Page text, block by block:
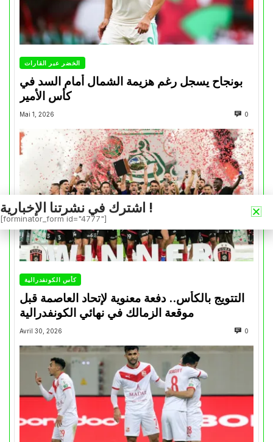
الخضر عبر القارات
بونجاح يسجل رغم هزيمة الشمال أمام السد في
كأس الأمير
Mai 1, 2026 0
كأس الكونفدرالية
التتويج بالكأس.. دفعة معنوية لإتحاد العاصمة قبل
موقعة الزمالك في نهائي الكونفدرالية
Avril 30, 2026 0
اشترك في نشرتنا الإخبارية !
[forminator_form id="4777"]